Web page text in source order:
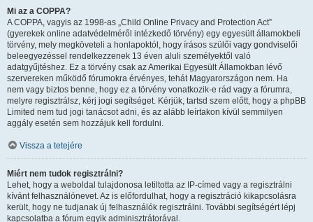
Mi az a COPPA?
A COPPA, vagyis az 1998-as „Child Online Privacy and Protection Act”
(gyerekek online adatvédelméről intézkedő törvény) egy egyesült államokbeli
törvény, mely megköveteli a honlapoktól, hogy írásos szülői vagy gondviselői
beleegyezéssel rendelkezzenek 13 éven aluli személyektől való
adatgyűjtéshez. Ez a törvény csak az Amerikai Egyesült Államokban lévő
szervereken működő fórumokra érvényes, tehát Magyarországon nem. Ha
nem vagy biztos benne, hogy ez a törvény vonatkozik-e rád vagy a fórumra,
melyre regisztrálsz, kérj jogi segítséget. Kérjük, tartsd szem előtt, hogy a phpBB
Limited nem tud jogi tanácsot adni, és az alább leírtakon kívül semmilyen
aggály esetén sem hozzájuk kell fordulni.
Vissza a tetejére
Miért nem tudok regisztrálni?
Lehet, hogy a weboldal tulajdonosa letiltotta az IP-címed vagy a regisztrálni
kívánt felhasználónevet. Az is előfordulhat, hogy a regisztráció kikapcsolásra
került, hogy ne tudjanak új felhasználók regisztrálni. További segítségért lépj
kapcsolatba a fórum egyik adminisztrátorával.